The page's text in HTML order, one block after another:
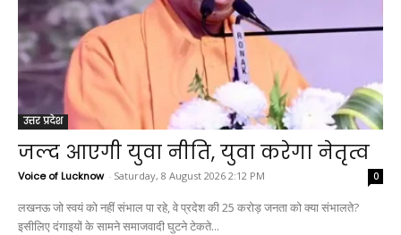
उत्तर प्रदेश
जल्द आएगी युवा नीति, युवा करेगा नेतृत्व
Voice of Lucknow - Saturday, 8 August 2026 2:12 PM 0
लखनऊ जो स्वयं को नहीं संभाल पा रहे, वे प्रदेश की 25 करोड़ जनता को क्या संभालते?
इसीलिए दंगाइयों के सामने समाजवादी घुटने टेकते...